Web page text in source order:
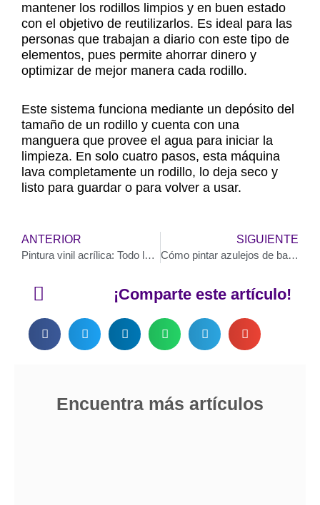
mantener los rodillos limpios y en buen estado
con el objetivo de reutilizarlos. Es ideal para las
personas que trabajan a diario con este tipo de
elementos, pues permite ahorrar dinero y
optimizar de mejor manera cada rodillo.
Este sistema funciona mediante un depósito del
tamaño de un rodillo y cuenta con una
manguera que provee el agua para iniciar la
limpieza. En solo cuatro pasos, esta máquina
lava completamente un rodillo, lo deja seco y
listo para guardar o para volver a usar.
Previo
ANTERIOR
Pintura vinil acrílica: Todo lo que necesitas saber
SIGUIENTE
Cómo pintar azulejos de baño y cocina paso a paso
¡Comparte este artículo!
Encuentra más artículos